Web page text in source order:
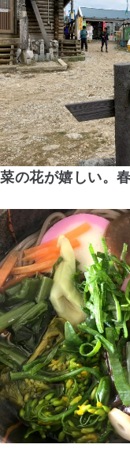
菜の花が嬉しい。